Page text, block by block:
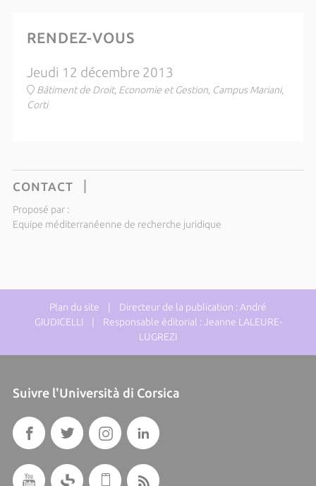
RENDEZ-VOUS
Jeudi 12 décembre 2013
Bâtiment de Droit, Economie et Gestion, Campus Mariani,
Corti
CONTACT
Proposé par :
Equipe méditerranéenne de recherche juridique
Plan du site | Directeur de la publication : André
GIUDICELLI | Responsable éditorial : Jeanne LALEURE-
LUGREZI
Suivre l'Università di Corsica